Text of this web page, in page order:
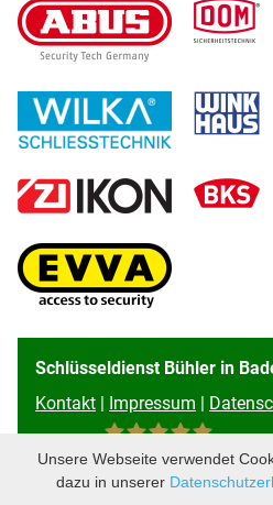
Schlüsseldienst Bühler in
Kontakt | Impressum |
96Bewertungen auf
Unsere Webseite verwendet
dazu in unserer